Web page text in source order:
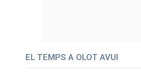
EL TEMPS A OLOT AVUI